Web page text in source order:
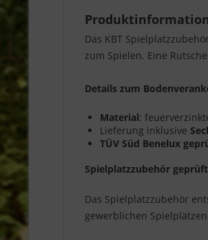
Das KBT
zum Spielen. Eine
Details zum
Material:
Lieferung inklusive
TÜV Süd Benelux
Spielplatzzubehör
Das Spielplatzzubehör
gewerblichen